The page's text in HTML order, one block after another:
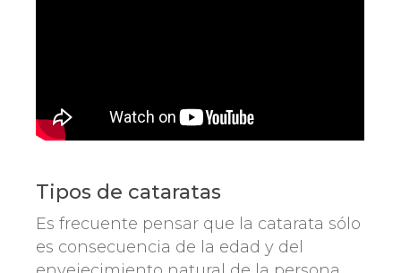
Tipos de cataratas
Es frecuente pensar que la catarata sólo
es consecuencia de la edad y del